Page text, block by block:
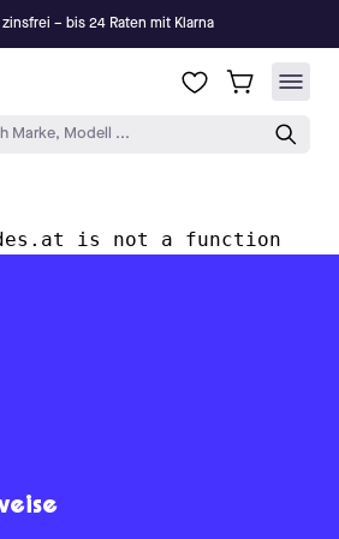
zinsfrei – bis 24 Raten mit Klarna
Marke, Modell ...
is not a function